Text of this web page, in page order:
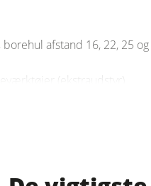
afstand 16, 22, 25